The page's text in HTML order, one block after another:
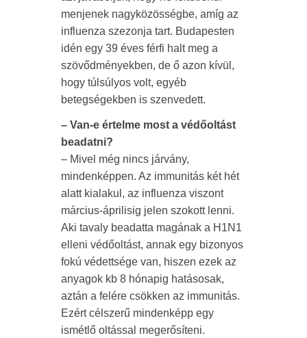
menjenek nagyközösségbe, amíg az
influenza szezonja tart. Budapesten
idén egy 39 éves férfi halt meg a
szövődményekben, de ő azon kívül,
hogy túlsúlyos volt, egyéb
betegségekben is szenvedett.
– Van-e értelme most a védőoltást
beadatni?
– Mivel még nincs járvány,
mindenképpen. Az immunitás két hét
alatt kialakul, az influenza viszont
március-áprilisig jelen szokott lenni.
Aki tavaly beadatta magának a H1N1
elleni védőoltást, annak egy bizonyos
fokú védettsége van, hiszen ezek az
anyagok kb 8 hónapig hatásosak,
aztán a felére csökken az immunitás.
Ezért célszerű mindenképp egy
ismétlő oltással megerősíteni.